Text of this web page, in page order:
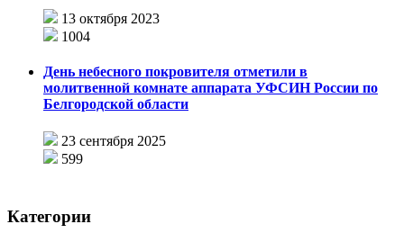
13 октября 2023
1004
День небесного покровителя отметили в
молитвенной комнате аппарата УФСИН России по
Белгородской области
23 сентября 2025
599
Категории